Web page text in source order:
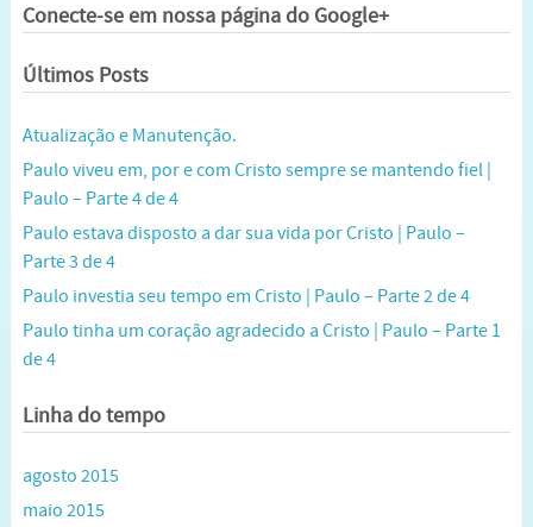
Conecte-se em nossa página do Google+
Últimos Posts
Atualização e Manutenção.
Paulo viveu em, por e com Cristo sempre se mantendo fiel |
Paulo – Parte 4 de 4
Paulo estava disposto a dar sua vida por Cristo | Paulo –
Parte 3 de 4
Paulo investia seu tempo em Cristo | Paulo – Parte 2 de 4
Paulo tinha um coração agradecido a Cristo | Paulo – Parte 1
de 4
Linha do tempo
agosto 2015
maio 2015